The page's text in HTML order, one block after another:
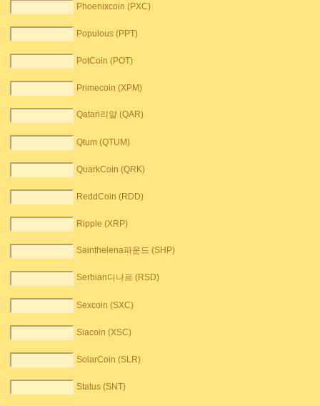
Phoenixcoin (PXC)
Populous (PPT)
PotCoin (POT)
Primecoin (XPM)
Qatari리얄 (QAR)
Qtum (QTUM)
QuarkCoin (QRK)
ReddCoin (RDD)
Ripple (XRP)
Sainthelena파운드 (SHP)
Serbian디나르 (RSD)
Sexcoin (SXC)
Siacoin (XSC)
SolarCoin (SLR)
Status (SNT)